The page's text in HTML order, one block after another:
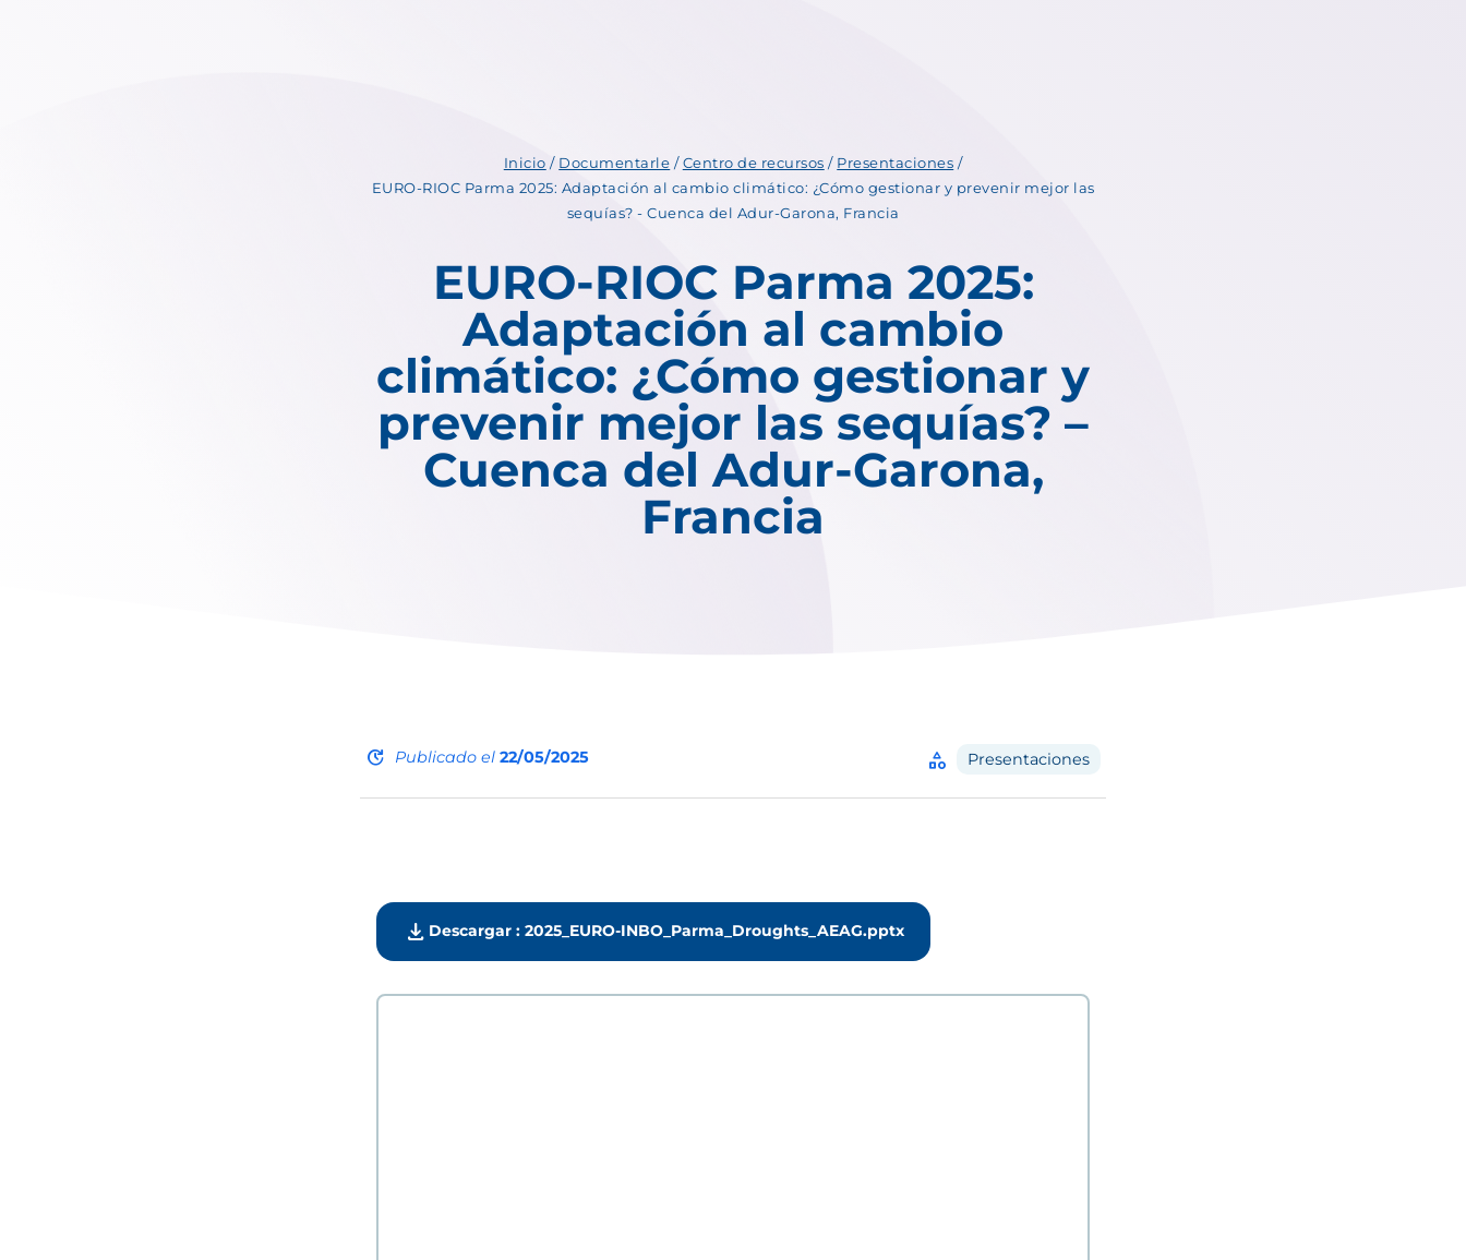
Inicio / Documentarle /Centro de recursos / Presentaciones /
EURO-RIOC Parma 2025: Adaptación al cambio climático: ¿Cómo gestionar y prevenir mejor las
sequías? - Cuenca del Adur-Garona, Francia
EURO-RIOC Parma 2025:
Adaptación al cambio
climático: ¿Cómo gestionar y
prevenir mejor las sequías? –
Cuenca del Adur-Garona,
Francia
update Publicado el 22/05/2025 category Presentaciones
download Descargar : 2025_EURO-INBO_Parma_Droughts_AEAG.pptx